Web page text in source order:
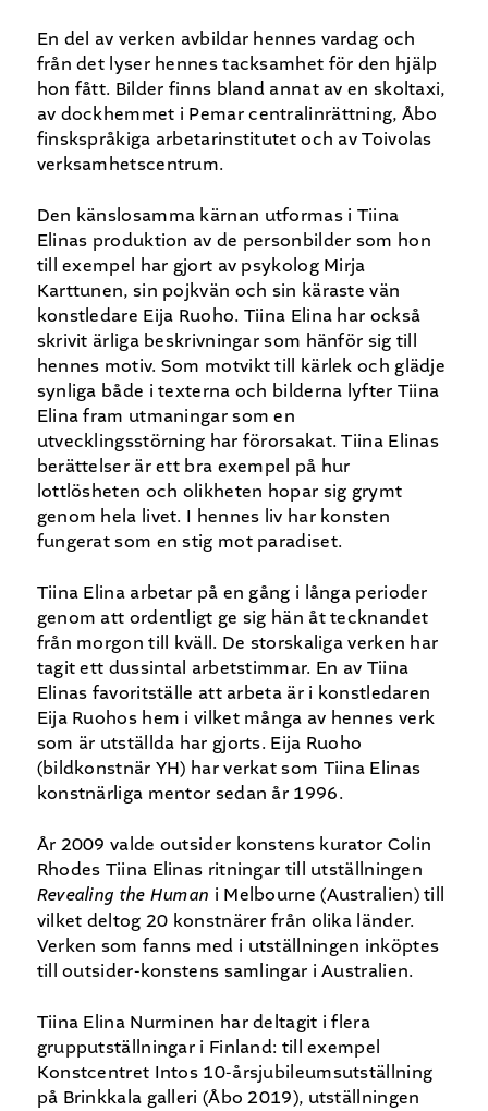
En del av verken avbildar hennes vardag och
från det lyser hennes tacksamhet för den hjälp
hon fått. Bilder finns bland annat av en skoltaxi,
av dockhemmet i Pemar centralinrättning, Åbo
finskspråkiga arbetarinstitutet och av Toivolas
verksamhetscentrum.
Den känslosamma kärnan utformas i Tiina
Elinas produktion av de personbilder som hon
till exempel har gjort av psykolog Mirja
Karttunen, sin pojkvän och sin käraste vän
konstledare Eija Ruoho. Tiina Elina har också
skrivit ärliga beskrivningar som hänför sig till
hennes motiv. Som motvikt till kärlek och glädje
synliga både i texterna och bilderna lyfter Tiina
Elina fram utmaningar som en
utvecklingsstörning har förorsakat. Tiina Elinas
berättelser är ett bra exempel på hur
lottlösheten och olikheten hopar sig grymt
genom hela livet. I hennes liv har konsten
fungerat som en stig mot paradiset.
Tiina Elina arbetar på en gång i långa perioder
genom att ordentligt ge sig hän åt tecknandet
från morgon till kväll. De storskaliga verken har
tagit ett dussintal arbetstimmar. En av Tiina
Elinas favoritställe att arbeta är i konstledaren
Eija Ruohos hem i vilket många av hennes verk
som är utställda har gjorts. Eija Ruoho
(bildkonstnär YH) har verkat som Tiina Elinas
konstnärliga mentor sedan år 1996.
År 2009 valde outsider konstens kurator Colin
Rhodes Tiina Elinas ritningar till utställningen
Revealing the Human i Melbourne (Australien) till
vilket deltog 20 konstnärer från olika länder.
Verken som fanns med i utställningen inköptes
till outsider-konstens samlingar i Australien.
Tiina Elina Nurminen har deltagit i flera
grupputställningar i Finland: till exempel
Konstcentret Intos 10-årsjubileumsutställning
på Brinkkala galleri (Åbo 2019), utställningen